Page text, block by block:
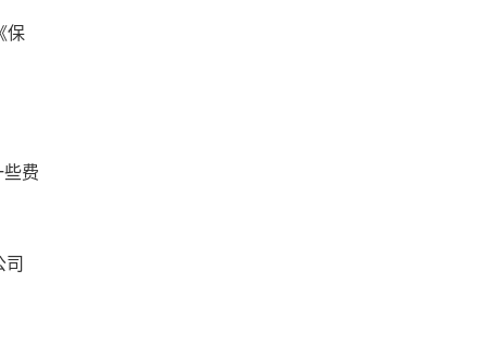
保
费
司